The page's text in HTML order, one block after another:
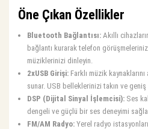
Öne Çıkan Özellikler
Bluetooth Bağlantısı: Akıllı
bağlantı kurarak telefon
müziklerinizi dinleyin.
2xUSB Girişi: Farklı müzik
sunar. USB belleklerinizi takın ve
DSP (Dijital Sinyal İşlemcisi): Ses
dengeli ve güçlü bir ses deneyimi
FM/AM Radyo: Yerel radyo